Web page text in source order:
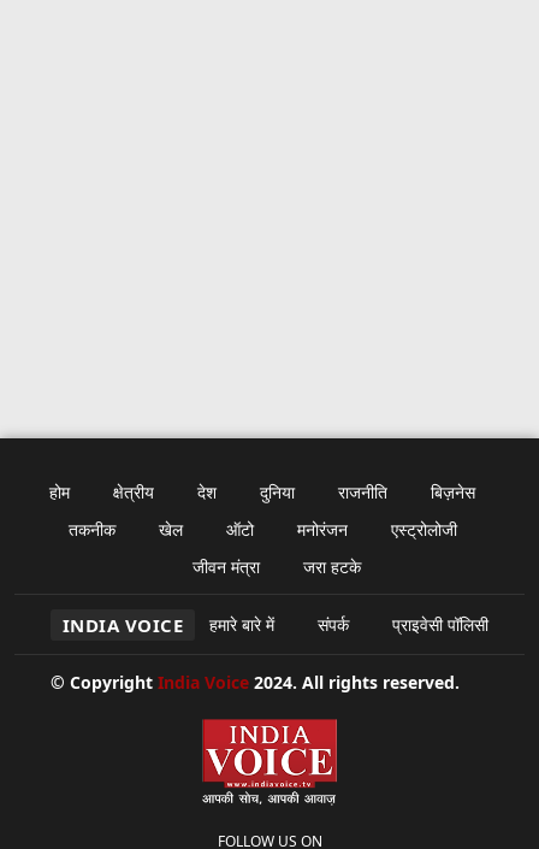
होम क्षेत्रीय देश दुनिया राजनीति
बिज़नेस
तकनीक
खेल ऑटो मनोरंजन
एस्ट्रोलोजी
जीवन मंत्रा
जरा हटके
INDIA VOICE हमारे बारे में संपर्क प्राइवेसी पॉलिसी
© Copyright India Voice 2024. All rights reserved.
FOLLOW US ON